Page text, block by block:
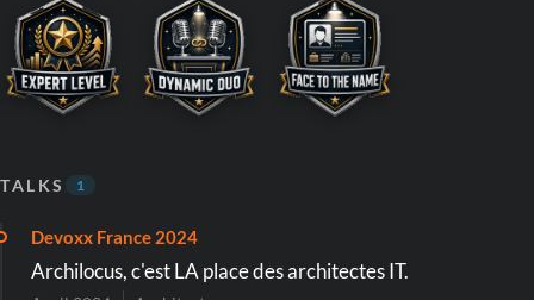
TALKS 1
Devoxx France 2024
Archilocus, c'est LA place des architectes IT.